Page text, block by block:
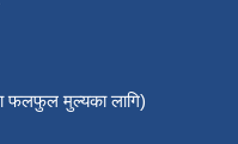
फलफुल मुल्यका लागि)